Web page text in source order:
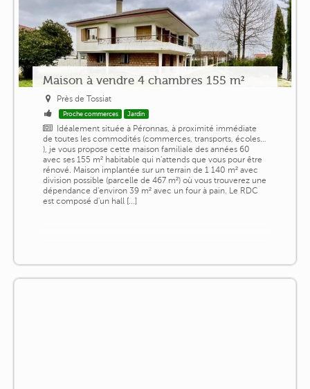
Maison à vendre 4 chambres 155 m²
Près de Tossiat
Proche commerces Jardin
Idéalement située à Péronnas, à proximité immédiate
de toutes les commodités (commerces, transports, écoles…
), je vous propose cette maison familiale des années 60
avec ses 155 m² habitable qui n'attends que vous pour être
rénové. Maison implantée sur un terrain de 1 140 m² avec
division possible (parcelle de 467 m²) où vous trouverez une
dépendance d'environ 39 m² avec un four à pain. Le RDC
est composé d'un hall [...]